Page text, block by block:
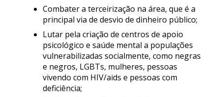
Combater a terceirização na área, que é a
principal via de desvio de dinheiro público;
Lutar pela criação de centros de apoio
psicológico e saúde mental a populações
vulnerabilizadas socialmente, como negras
e negros, LGBTs, mulheres, pessoas
vivendo com HIV/aids e pessoas com
deficiência;